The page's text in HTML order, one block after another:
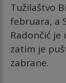
Tužilaštvo
februara, a
Radončić
zatim je
zabrane.